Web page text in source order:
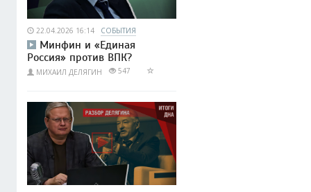
22.04.2026 16:14 СОБЫТИЯ
Минфин и «Единая
Россия» против ВПК?
МИХАИЛ ДЕЛЯГИН 547